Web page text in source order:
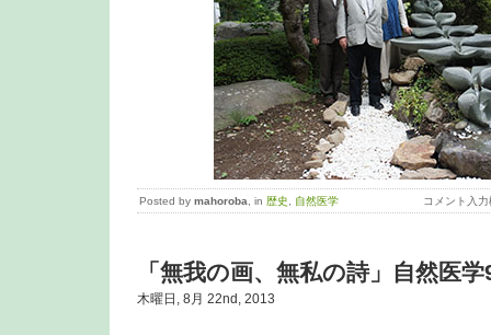
Posted by mahoroba , in 歴史 自然医学 コメント入力
「無我の画、無私の詩」自然医
木曜日, 8月 22nd, 2013